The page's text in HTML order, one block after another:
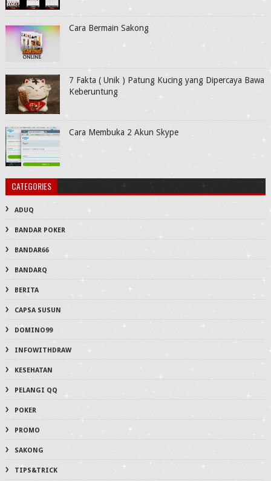
Cara Bermain Sakong
7 Fakta ( Unik ) Patung Kucing yang Dipercaya Bawa
Keberuntung
Cara Membuka 2 Akun Skype
CATEGORIES
ADUQ
BANDAR POKER
BANDAR66
BANDARQ
BERITA
CAPSA SUSUN
DOMINO99
INFOWITHDRAW
KESEHATAN
PELANGI QQ
POKER
PROMO
SAKONG
TIPS&TRICK